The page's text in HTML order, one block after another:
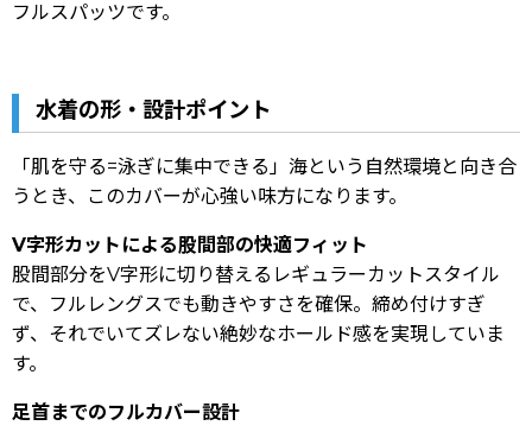
フルスパッツです。
水着の形・設計ポイント
「肌を守る=泳ぎに集中できる」海という自然環境と向き合
うとき、このカバーが心強い味方になります。
V字形カットによる股間部の快適フィット
股間部分をV字形に切り替えるレギュラーカットスタイル
で、フルレングスでも動きやすさを確保。締め付けすぎ
ず、それでいてズレない絶妙なホールド感を実現していま
す。
足首までのフルカバー設計